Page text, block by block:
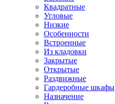
Квадратные
Угловые
Низкие
Особенности
Встроенные
Из кладовки
Закрытые
Открытые
Раздвижные
Гардеробные шкафы
Назначение